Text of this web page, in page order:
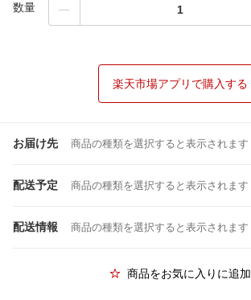
数量
楽天市場アプリで購入する
お届け先 商品の種類を選択すると表示されます
配送予定 商品の種類を選択すると表示されます
配送情報 商品の種類を選択すると表示されます
商品をお気に入りに追加